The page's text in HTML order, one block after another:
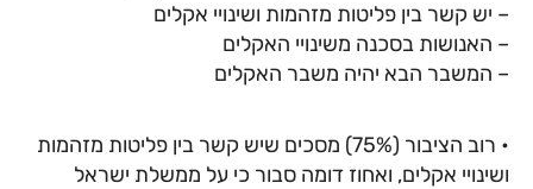
– יש קשר בין פליטות מזהמות ושינויי אקלים
– האנושות בסכנה משינויי האקלים
– המשבר הבא יהיה משבר האקלים
• רוב הציבור (75%) מסכים שיש קשר בין פליטות מזהמות
ושינויי אקלים, ואחוז דומה סבור כי על ממשלת ישראל